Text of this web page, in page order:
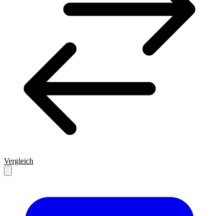
Vergleich